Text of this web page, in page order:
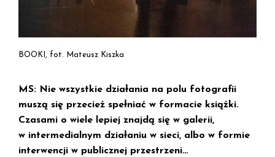
BOOKI, fot. Mateusz Kiszka
MS: Nie wszystkie działania na polu fotografii
muszą się przecież spełniać w formacie książki.
Czasami o wiele lepiej znajdą się w galerii,
w intermedialnym działaniu w sieci, albo w formie
interwencji w publicznej przestrzeni…